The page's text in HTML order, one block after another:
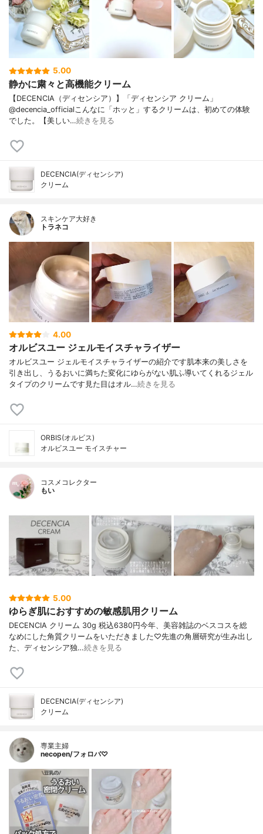
5.00
静かに粛々と高機能クリーム
【DECENCIA（ディセンシア）】「ディセンシア クリーム」
@decencia_officialこんなに「ホッと」するクリームは、初めての体験
でした。【美しい…続きを見る
DECENCIA(ディセンシア)
クリーム
スキンケア大好き
トラネコ
4.00
オルビスユー ジェルモイスチャライザー
オルビスユー ジェルモイスチャライザーの紹介です肌本来の美しさを
引き出し、うるおいに満ちた変化にゆらがない肌ふ導いてくれるジェル
タイプのクリームです見た目はオル…続きを見る
ORBIS(オルビス)
オルビスユー モイスチャー
コスメコレクター
もい
5.00
ゆらぎ肌におすすめの敏感肌用クリーム
DECENCIA クリーム 30g 税込6380円今年、美容雑誌のベスコスを総
なめにした角質クリームをいただきました♡先進の角層研究が生み出し
た、ディセンシア独…続きを見る
DECENCIA(ディセンシア)
クリーム
専業主婦
necopen/フォロバ♡